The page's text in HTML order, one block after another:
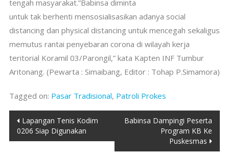
tengah masyarakat.”Babinsa diminta
untuk tak berhenti mensosialisasikan adanya social
distancing dan physical distancing untuk mencegah sekaligus
memutus rantai penyebaran corona di wilayah kerja
teritorial Koramil 03/Parongil,” kata Kapten INF Tumbur
Aritonang. (Pewarta : Simaibang, Editor : Tohap P.Simamora)
Tagged on: Pasar Tradisional, Patroli Prokes
Post
navigation
Lapangan Tenis Kodim
0206 Siap Digunakan
Babinsa Dampingi Peserta
Program KB Ke
Puskesmas